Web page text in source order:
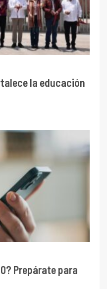
la educación
Prepárate para